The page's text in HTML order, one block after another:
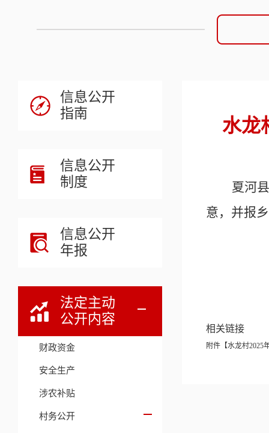
信息公开
指南
信息公开
制度
信息公开
年报
法定主动
公开内容
财政资金
安全生产
涉农补贴
村务公开
水龙
夏河
意，并报乡
相关链接
附件【水龙村2025